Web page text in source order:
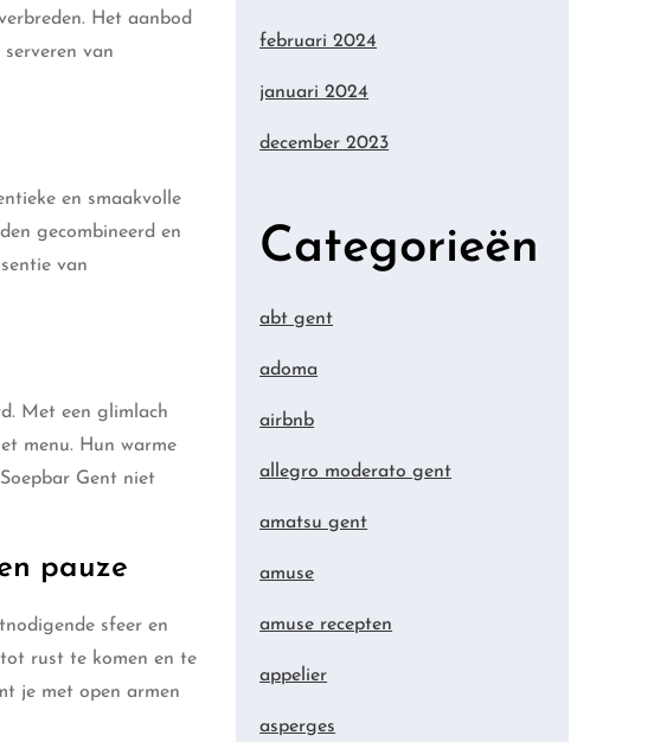
Het aanbod
van
en smaakvolle
gecombineerd en
van
Met een glimlach
menu. Hun warme
Gent niet
pauze
sfeer en
rust te komen en te
je met open armen
februari 2024
januari 2024
december 2023
Categorieën
abt gent
adoma
airbnb
allegro moderato gent
amatsu gent
amuse
amuse recepten
appelier
asperges